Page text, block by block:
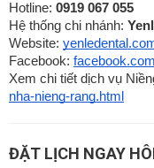
Hotline: 0919 067 055
Hệ thống chi nhánh:
Website:
Facebook:
Xem chi tiết dịch vụ
nha-nieng-rang.html
ĐẶT LỊCH NGAY